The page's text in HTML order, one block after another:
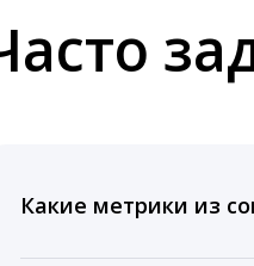
Какие метрики из